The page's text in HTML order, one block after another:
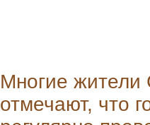
Многие жители
отмечают, что